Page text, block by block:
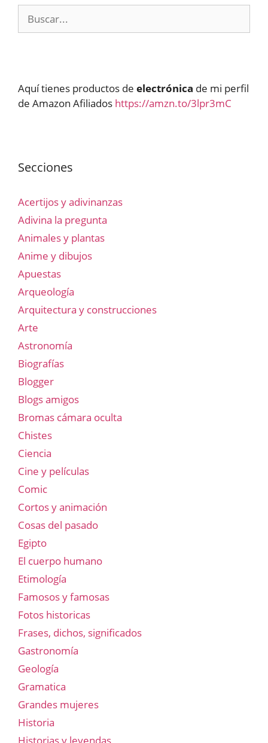
Aquí tienes productos de electrónica de mi perfil
de Amazon Afiliados https://amzn.to/3lpr3mC
Secciones
Acertijos y adivinanzas
Adivina la pregunta
Animales y plantas
Anime y dibujos
Apuestas
Arqueología
Arquitectura y construcciones
Arte
Astronomía
Biografías
Blogger
Blogs amigos
Bromas cámara oculta
Chistes
Ciencia
Cine y películas
Comic
Cortos y animación
Cosas del pasado
Egipto
El cuerpo humano
Etimología
Famosos y famosas
Fotos historicas
Frases, dichos, significados
Gastronomía
Geología
Gramatica
Grandes mujeres
Historia
Historias y leyendas